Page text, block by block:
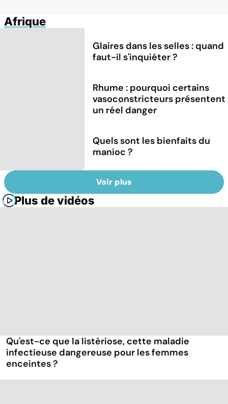
Afrique
Glaires dans les selles : quand
faut-il s'inquiéter ?
Rhume : pourquoi certains
vasoconstricteurs présentent
un réel danger
Quels sont les bienfaits du
manioc ?
Voir plus
Plus de vidéos
Qu'est-ce que la listériose, cette maladie
infectieuse dangereuse pour les femmes
enceintes ?